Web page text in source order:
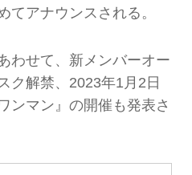
てアナウンスされる。
わせて、新メンバーオー
ク解禁、2023年1月2日
ンマン』の開催も発表さ